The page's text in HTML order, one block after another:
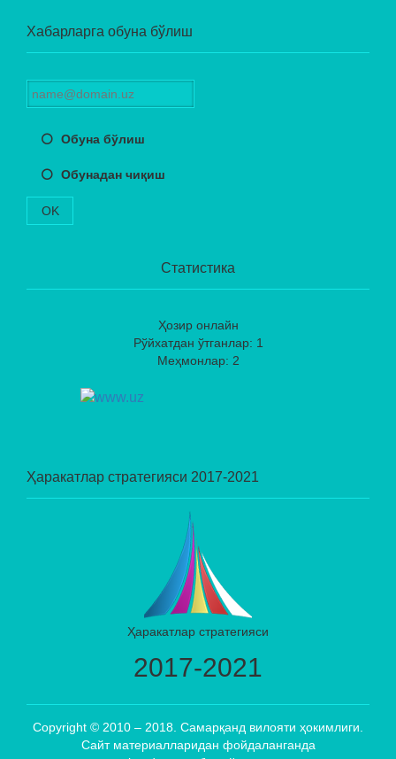
Хабарларга обуна бўлиш
Обуна бўлиш
Обунадан чиқиш
OK
Статистика
Ҳозир онлайн
Рўйхатдан ўтганлар: 1
Меҳмонлар: 2
Ҳаракатлар стратегияси 2017-2021
Ҳаракатлар стратегияси
2017-2021
Copyright © 2010 – 2018. Самарқанд вилояти ҳокимлиги.
Сайт материалларидан фойдаланганда